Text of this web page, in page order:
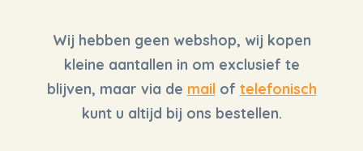
Wij hebben geen webshop, wij kopen
kleine aantallen in om exclusief te
blijven, maar via de mail of telefonisch
kunt u altijd bij ons bestellen.